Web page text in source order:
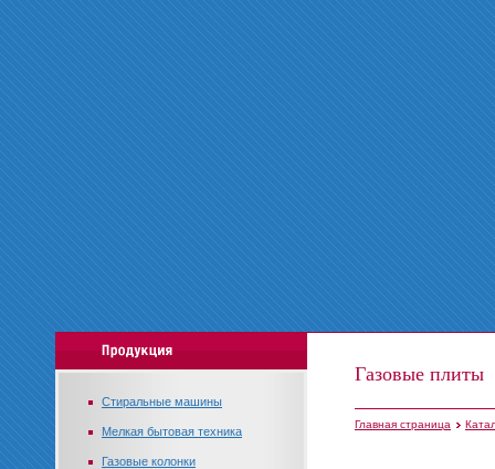
Стиральные машины
Мелкая бытовая техника
Газовые колонки
Газовые плиты
Главная страница